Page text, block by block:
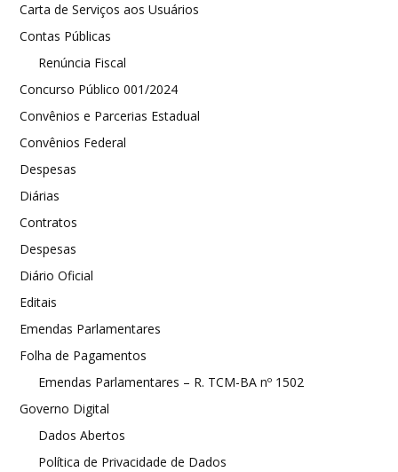
Carta de Serviços aos Usuários
Contas Públicas
Renúncia Fiscal
Concurso Público 001/2024
Convênios e Parcerias Estadual
Convênios Federal
Despesas
Diárias
Contratos
Despesas
Diário Oficial
Editais
Emendas Parlamentares
Folha de Pagamentos
Emendas Parlamentares – R. TCM-BA nº 1502
Governo Digital
Dados Abertos
Política de Privacidade de Dados